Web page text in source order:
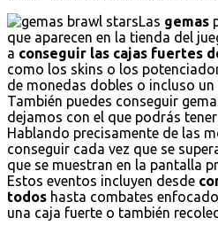
Las gemas
que aparecen en la tienda del
a conseguir las cajas fuertes
como los skins o los
de monedas dobles o incluso
También puedes conseguir
dejamos con el que podrás
Hablando precisamente de las
conseguir cada vez que se
que se muestran en la pantalla
Estos eventos incluyen desde
todos hasta combates
una caja fuerte o también